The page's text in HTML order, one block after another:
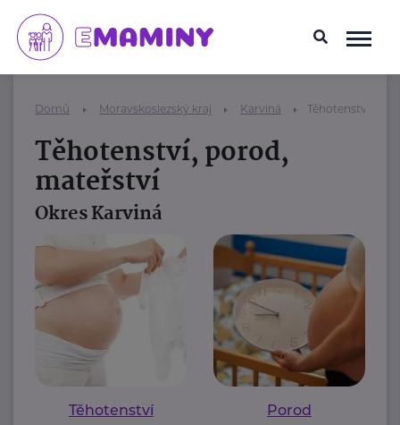
Domů Moravskoslezský kraj Karviná Těhotenství,
Těhotenství, porod,
mateřství
Okres Karviná
Těhotenství Porod